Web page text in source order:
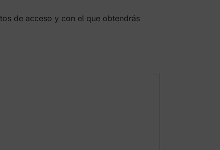
de acceso y con el que obtendrás